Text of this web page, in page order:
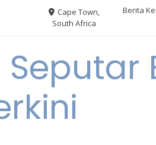
Cape Town,
South Africa
Berita
Seputar